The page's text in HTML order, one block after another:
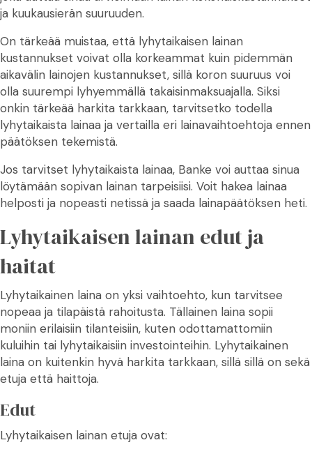
ja kuukausierän suuruuden.
On tärkeää muistaa, että lyhytaikaisen lainan
kustannukset voivat olla korkeammat kuin pidemmän
aikavälin lainojen kustannukset, sillä koron suuruus voi
olla suurempi lyhyemmällä takaisinmaksuajalla. Siksi
onkin tärkeää harkita tarkkaan, tarvitsetko todella
lyhytaikaista lainaa ja vertailla eri lainavaihtoehtoja ennen
päätöksen tekemistä.
Jos tarvitset lyhytaikaista lainaa, Banke voi auttaa sinua
löytämään sopivan lainan tarpeisiisi. Voit hakea lainaa
helposti ja nopeasti netissä ja saada lainapäätöksen heti.
Lyhytaikaisen lainan edut ja
haitat
Lyhytaikainen laina on yksi vaihtoehto, kun tarvitsee
nopeaa ja tilapäistä rahoitusta. Tällainen laina sopii
moniin erilaisiin tilanteisiin, kuten odottamattomiin
kuluihin tai lyhytaikaisiin investointeihin. Lyhytaikainen
laina on kuitenkin hyvä harkita tarkkaan, sillä sillä on sekä
etuja että haittoja.
Edut
Lyhytaikaisen lainan etuja ovat: